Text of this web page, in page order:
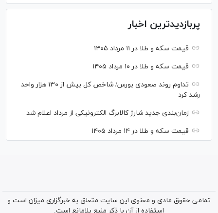
پربازدیدترین اخبار
قیمت سکه و طلا در ۱۱ مرداد ۱۴۰۵
قیمت سکه و طلا در ۱۰ مرداد ۱۴۰۵
تداوم روند صعودی بورس/ شاخص کل بیش از ۱۳۰ هزار واحد
رشد کرد
زمان‌بندی جدید شارژ کالابرگ الکترونیکی از مرداد اعلام شد
قیمت سکه و طلا در ۱۴ مرداد ۱۴۰۵
تمامی حقوق مادی و معنوی این سایت متعلق به خبرگزاری میزان است و
استفاده از آن با ذکر منبع بلامانع است.